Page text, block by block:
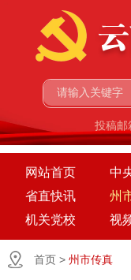
投稿邮
网站首页 中
省直快讯
州
机关党校
视
首页 > 州市传真